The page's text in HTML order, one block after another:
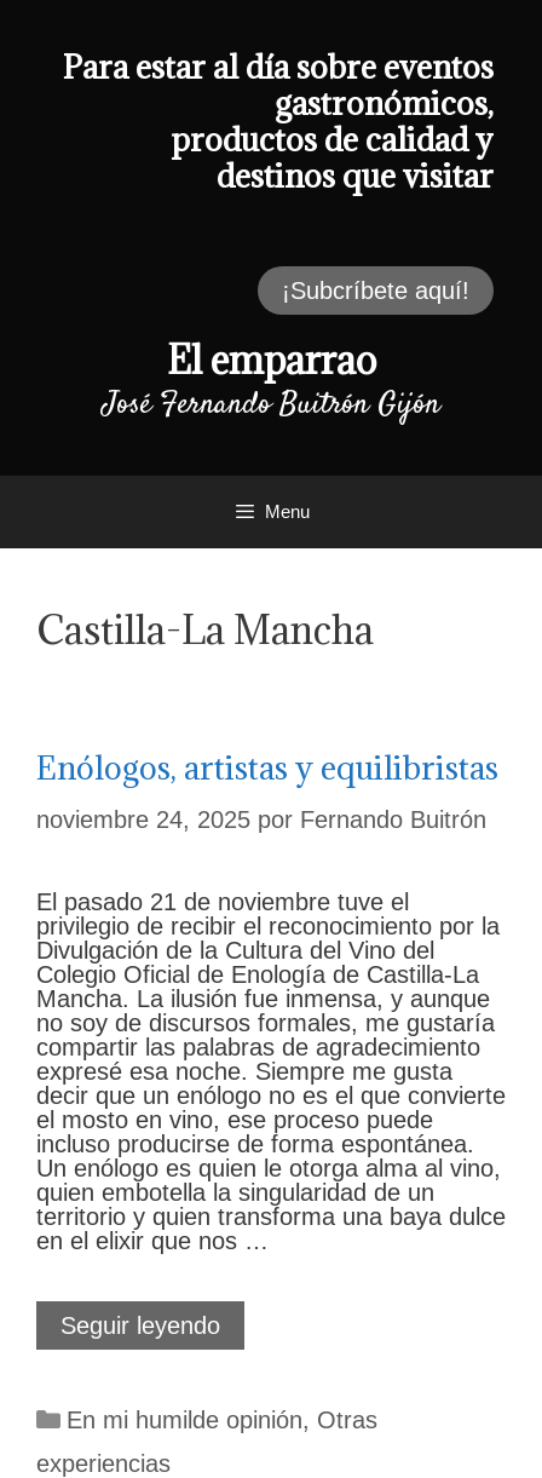
contenidoPara estar al día sobre eventos
gastronómicos,
productos de calidad y
destinos que visitar
¡Subcríbete aquí!
El emparrao
José Fernando Buitrón Gijón
Menu
Castilla-La Mancha
Enólogos, artistas y equilibristas
noviembre 24, 2025 por Fernando Buitrón
El pasado 21 de noviembre tuve el
privilegio de recibir el reconocimiento por la
Divulgación de la Cultura del Vino del
Colegio Oficial de Enología de Castilla-La
Mancha. La ilusión fue inmensa, y aunque
no soy de discursos formales, me gustaría
compartir las palabras de agradecimiento
expresé esa noche. Siempre me gusta
decir que un enólogo no es el que convierte
el mosto en vino, ese proceso puede
incluso producirse de forma espontánea.
Un enólogo es quien le otorga alma al vino,
quien embotella la singularidad de un
territorio y quien transforma una baya dulce
en el elixir que nos …
Seguir leyendoEnólogos,
artistas
Categorías
En mi humilde opinión, Otras
experiencias